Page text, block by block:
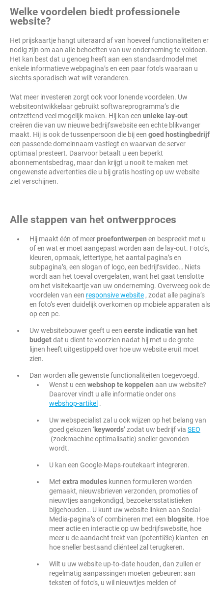
Welke voordelen biedt professionele
website?
Het prijskaartje hangt uiteraard af van hoeveel functionaliteiten er
nodig zijn om aan alle behoeften van uw onderneming te voldoen.
Het kan best dat u genoeg heeft aan een standaardmodel met
enkele informatieve webpagina’s en een paar foto’s waaraan u
slechts sporadisch wat wilt veranderen.
Wat meer investeren zorgt ook voor lonende voordelen. Uw
websiteontwikkelaar gebruikt softwareprogramma’s die
ontzettend veel mogelijk maken. Hij kan een unieke lay-out
creëren die van uw nieuwe bedrijfswebsite een echte blikvanger
maakt. Hij is ook de tussenpersoon die bij een goed hostingbedrijf
een passende domeinnaam vastlegt en waarvan de server
optimaal presteert. Daarvoor betaalt u een beperkt
abonnementsbedrag, maar dan krijgt u nooit te maken met
ongewenste advertenties die u bij gratis hosting op uw website
ziet verschijnen.
Alle stappen van het ontwerpproces
Hij maakt één of meerproefontwerpen en bespreekt met u
of en wat er moet aangepast worden aan de lay-out. Foto’s,
kleuren, opmaak, lettertype, het aantal pagina’s en
subpagina’s, een slogan of logo, een bedrijfsvideo… Niets
wordt aan het toeval overgelaten, want het gaat tenslotte
om het visitekaartje van uw onderneming. Overweeg ook de
voordelen van een responsive website , zodat alle pagina’s
en foto’s even duidelijk overkomen op mobiele apparaten als
op een pc.
Uw websitebouwer geeft u een eerste indicatie van het
budgetdat u dient te voorzien nadat hij met u de grote
lijnen heeft uitgestippeld over hoe uw website eruit moet
zien.
Dan worden alle gewenste functionaliteiten toegevoegd.
Wenst u een webshop te koppelen aan uw website?
Daarover vindt u alle informatie onder ons
webshop-artikel .
Uw webspecialist zal u ook wijzen op het belang van
goed gekozen ‘keywords’ zodat uw bedrijf via SEO
(zoekmachine optimalisatie) sneller gevonden
wordt.
U kan een Google-Maps-routekaart integreren.
Met extra modules kunnen formulieren worden
gemaakt, nieuwsbrieven verzonden, promoties of
nieuwtjes aangekondigd, bezoekersstatistieken
bijgehouden… U kunt uw website linken aan Social-
Media-pagina’s of combineren met een blogsite. Hoe
meer actie en interactie op uw bedrijfswebsite, hoe
meer u de aandacht trekt van (potentiële) klanten en
hoe sneller bestaand cliënteel zal terugkeren.
Wilt u uw website up-to-date houden, dan zullen er
regelmatig aanpassingen moeten gebeuren: aan
teksten of foto’s, u wil nieuwtjes melden of